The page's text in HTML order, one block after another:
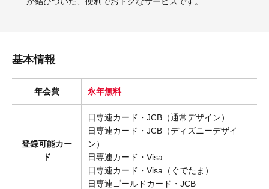
基本情報
年会費 永年無料
登録可能カー
ド
日専連カード・JCB（通常デザイン）
日専連カード・JCB（ディズニーデザイ
ン）
日専連カード・Visa
日専連カード・Visa（ぐでたま）
日専連ゴールドカード・JCB